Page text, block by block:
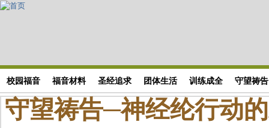
Skip to main content
校园福音 福音材料 圣经追求 团体生活 训练成全 守望祷告
守望祷告─神经纶行动